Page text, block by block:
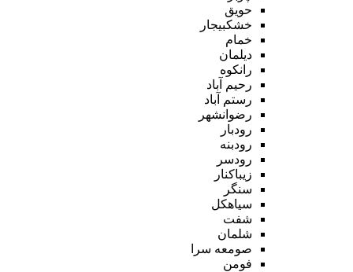
حویق
خشکبیجار
خمام
دیلمان
رانکوه
رحیم آباد
رستم آباد
رضوانشهر
رودبار
رودبنه
رودسر
زیباکنار
سنگر
سیاهکل
شفت
شلمان
صومعه سرا
فومن